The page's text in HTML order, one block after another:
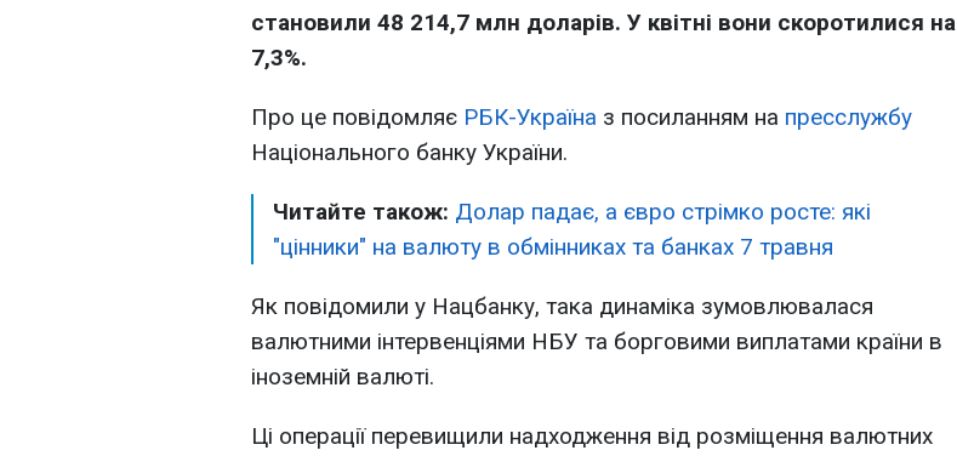
становили 48 214,7 млн доларів. У квітні вони скоротилися на
7,3%.
Про це повідомляє РБК-Україна з посиланням на пресслужбу
Національного банку України.
Читайте також: Долар падає, а євро стрімко росте: які
"цінники" на валюту в обмінниках та банках 7 травня
Як повідомили у Нацбанку, така динаміка зумовлювалася
валютними інтервенціями НБУ та борговими виплатами країни в
іноземній валюті.
Ці операції перевищили надходження від розміщення валютних